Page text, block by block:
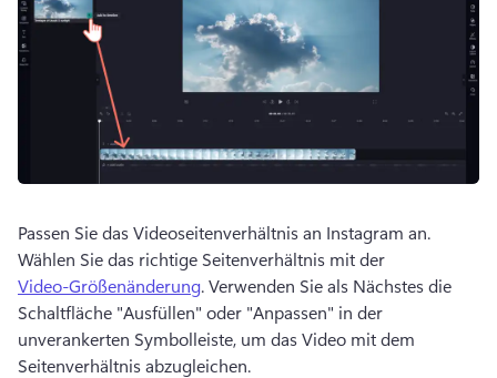
Wählen Sie das richtige Seitenverhältnis mit der
Video-Größenänderung. Verwenden Sie als Nächstes die
Schaltfläche "Ausfüllen" oder "Anpassen" in der
unverankerten Symbolleiste, um das Video mit dem
Seitenverhältnis abzugleichen.